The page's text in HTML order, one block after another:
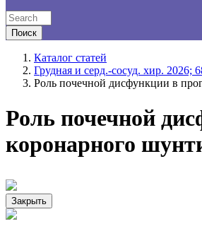
Каталог статей
Грудная и серд.-сосуд. хир. 2026;
Роль почечной дисфункции в
Роль почечной
коронарного
Закрыть